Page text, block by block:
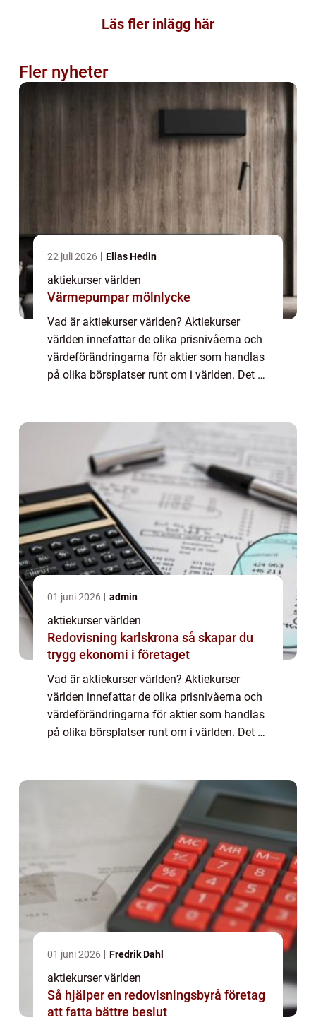
Läs fler inlägg här
Fler nyheter
22 juli 2026 Elias Hedin
aktiekurser världen
Värmepumpar mölnlycke
Vad är aktiekurser världen? Aktiekurser
världen innefattar de olika prisnivåerna och
värdeförändringarna för aktier som handlas
på olika börsplatser runt om i världen. Det är
01 juni 2026 admin
aktiekurser världen
Redovisning karlskrona så skapar du
trygg ekonomi i företaget
Vad är aktiekurser världen? Aktiekurser
världen innefattar de olika prisnivåerna och
värdeförändringarna för aktier som handlas
på olika börsplatser runt om i världen. Det är
01 juni 2026 Fredrik Dahl
aktiekurser världen
Så hjälper en redovisningsbyrå företag
att fatta bättre beslut